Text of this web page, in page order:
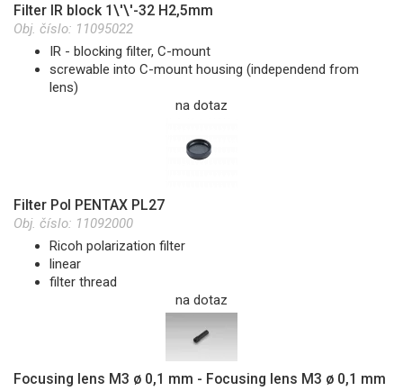
Filter IR block 1\'\'-32 H2,5mm
Obj. číslo: 11095022
IR - blocking filter, C-mount
screwable into C-mount housing (independend from
lens)
na dotaz
Filter Pol PENTAX PL27
Obj. číslo: 11092000
Ricoh polarization filter
linear
filter thread
na dotaz
Focusing lens M3 ø 0,1 mm - Focusing lens M3 ø 0,1 mm